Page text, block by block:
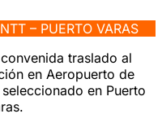
– PUERTO VARAS
traslado al
en Aeropuerto de
en Puerto